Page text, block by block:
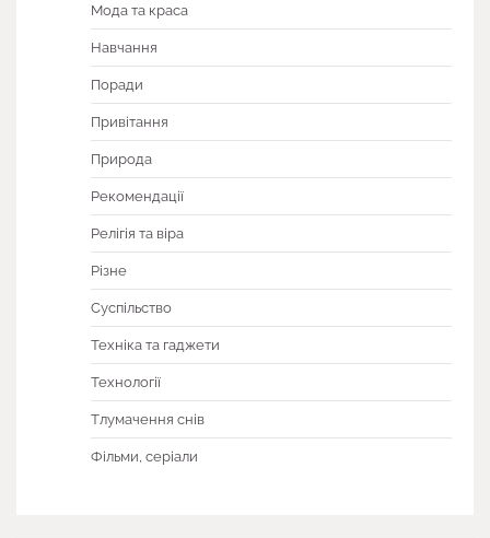
Мода та краса
Навчання
Поради
Привітання
Природа
Рекомендації
Релігія та віра
Різне
Суспільство
Техніка та гаджети
Технології
Тлумачення снів
Фільми, серіали